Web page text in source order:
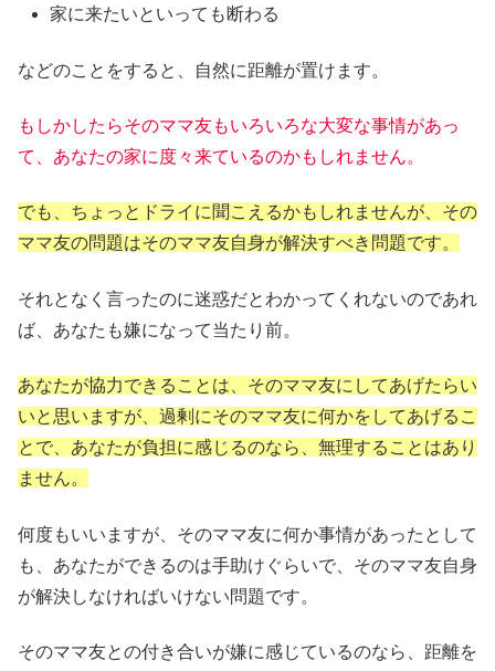
家に来たいといっても断わる
などのことをすると、自然に距離が置けます。
もしかしたらそのママ友もいろいろな大変な事情があっ
て、あなたの家に度々来ているのかもしれません。
でも、ちょっとドライに聞こえるかもしれませんが、その
ママ友の問題はそのママ友自身が解決すべき問題です。
それとなく言ったのに迷惑だとわかってくれないのであれ
ば、あなたも嫌になって当たり前。
あなたが協力できることは、そのママ友にしてあげたらい
いと思いますが、過剰にそのママ友に何かをしてあげるこ
とで、あなたが負担に感じるのなら、無理することはあり
ません。
何度もいいますが、そのママ友に何か事情があったとして
も、あなたができるのは手助けぐらいで、そのママ友自身
が解決しなければいけない問題です。
そのママ友との付き合いが嫌に感じているのなら、距離を